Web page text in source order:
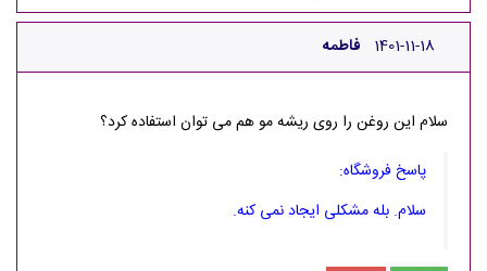
فاطمه 1401-11-18
سلام این روغن را روی ریشه مو هم می توان استفاده کرد؟
پاسخ فروشگاه:
سلام. بله مشکلی ایجاد نمی کنه.